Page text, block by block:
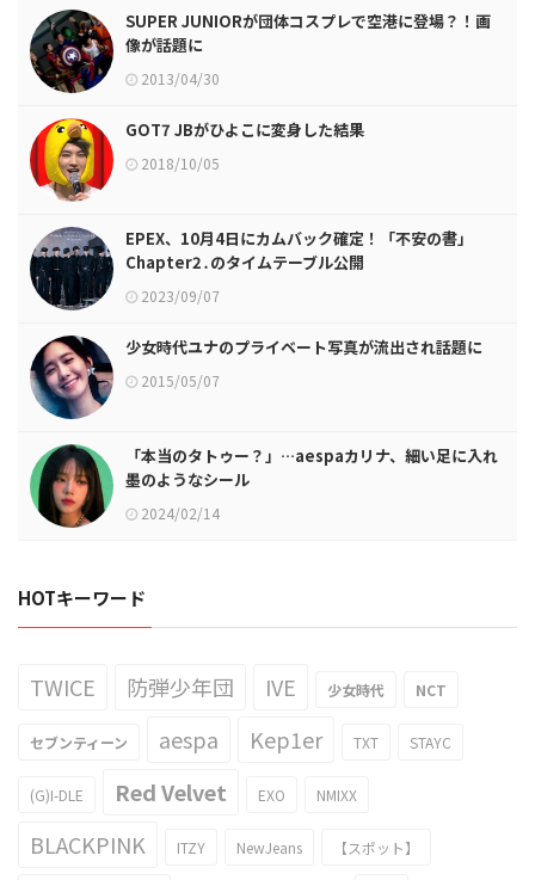
SUPER JUNIORが団体コスプレで空港に登場？！画
像が話題に
2013/04/30
GOT7 JBがひよこに変身した結果
2018/10/05
EPEX、10月4日にカムバック確定！「不安の書」
Chapter2․のタイムテーブル公開
2023/09/07
少女時代ユナのプライベート写真が流出され話題に
2015/05/07
「本当のタトゥー？」…aespaカリナ、細い足に入れ
墨のようなシール
2024/02/14
HOTキーワード
TWICE 防弾少年団 IVE 少女時代 NCT
セブンティーン aespa Kep1er TXT STAYC
(G)I-DLE Red Velvet EXO NMIXX
BLACKPINK ITZY NewJeans 【スポット】